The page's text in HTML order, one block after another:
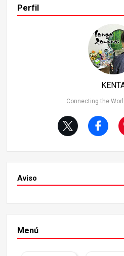
dad para contener sus
por desgracia, la lleva a ser
escena se expresa de forma
emocional de Momo se
ntras que el manga enfatiza
anime utiliza música y
acto emocional, haciendo que
Perfil
Connecting the
Aviso
Menú